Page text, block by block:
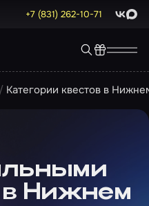
+7 (831) 262-10-71 Max
Категории квестов в
в Нижнем